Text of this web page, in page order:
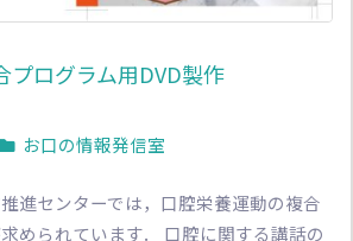
プログラム用DVD製作
お口の情報発信室
進センターでは，口腔栄養運動の複合
められています． 口腔に関する講話の